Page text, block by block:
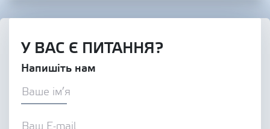
У ВАС Є ПИТАННЯ?
Напишіть нам